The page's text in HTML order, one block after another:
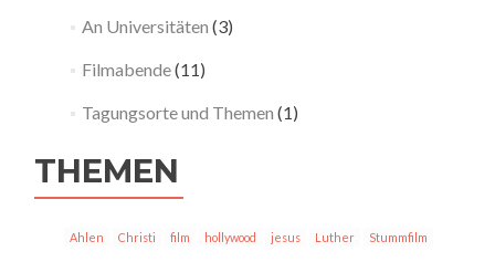
An Universitäten (3)
Filmabende(11)
Tagungsorte und Themen (1)
THEMEN
Ahlen Christi film hollywood jesus Luther Stummfilm